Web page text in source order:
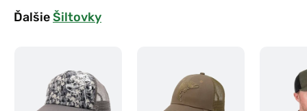
ĎalšieŠiltovky